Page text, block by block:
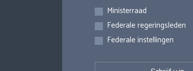
Inschrijvingen
Ministerraad
Federale regeringsleden
Federale instellingen